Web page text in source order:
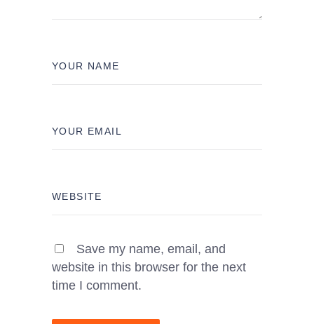
Save my name, email, and
website in this browser for the next
time I comment.